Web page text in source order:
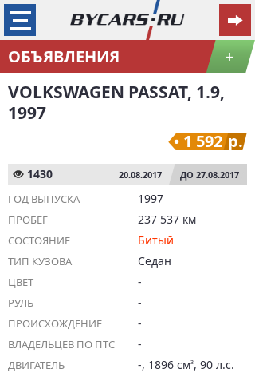
ОБЪЯВЛЕНИЯ +
VOLKSWAGEN PASSAT, 1.9,
1997
1 592 р.
1430 20.08.2017 ДО 27.08.2017
ГОД ВЫПУСКА 1997
ПРОБЕГ 237 537 км
СОСТОЯНИЕ Битый
ТИП КУЗОВА Седан
ЦВЕТ -
РУЛЬ -
ПРОИСХОЖДЕНИЕ -
ВЛАДЕЛЬЦЕВ ПО ПТС -
ДВИГАТЕЛЬ -, 1896 см3, 90 л.с.